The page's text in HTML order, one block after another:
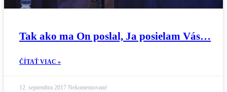
Tak ako ma On poslal, Ja posielam Vás…
ČÍTAŤ VIAC »
12. septembra 2017 Nekomentované